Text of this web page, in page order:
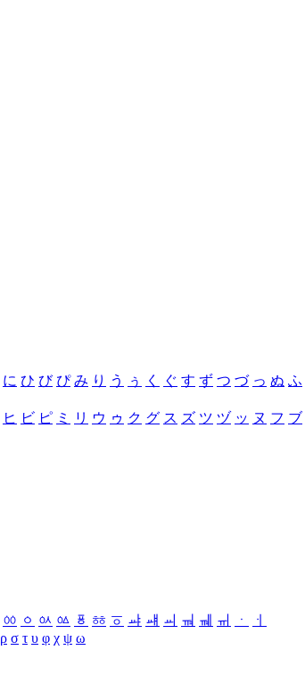
に ひ び ぴ み り う ぅ く ぐ す ず つ づ っ ぬ ふ
ヒ ビ ピ ミ リ ウ ゥ ク グ ス ズ ツ ヅ ッ ヌ フ ブ
ㆀ ㆁ ㆂ ㆃ ㆄ ㆅ ㆆ ㆇ ㆈ ㆉ ㆊ ㆋ ㆌ ㆍ
ㆎ
ρ σ τ υ φ χ ψ ω